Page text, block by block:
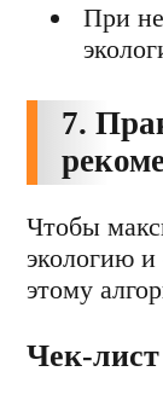
При
7.
Чтобы
экологию и
этому
Чек-